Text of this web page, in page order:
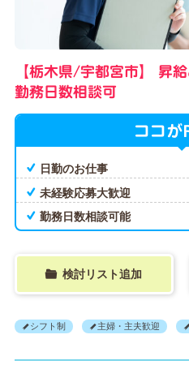
【栃木県/宇都宮市】 昇
勤務日数相談可
ココが
日勤のお仕事
未経験応募大歓迎
勤務日数相談可能
検討リスト追加
シフト制 主婦・主夫歓迎